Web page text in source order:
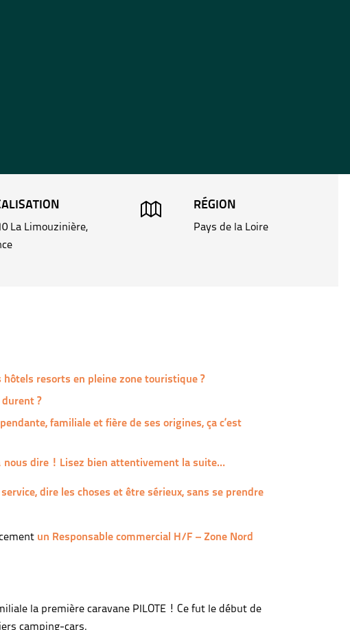
La Limouzinière,
RÉGION
Pays de la Loire
resorts en pleine zone touristique ?
?
familiale et fière de ses origines, ça c’est
nous dire ! Lisez bien attentivement la suite…
dire les choses et être sérieux, sans se prendre
un Responsable commercial H/F – Zone Nord
la première caravane PILOTE ! Ce fut le début de
camping-cars.